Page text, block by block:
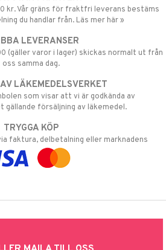
kr. Vår gräns för fraktfri leverans bestäms
du handlar från. Läs mer här »
LEVERANSER
(gäller varor i lager) skickas normalt ut från
oss samma dag.
LÄKEMEDELSVERKET
som visar att vi är godkända av
gällande försäljning av läkemedel.
TRYGGA KÖP
faktura, delbetalning eller marknadens